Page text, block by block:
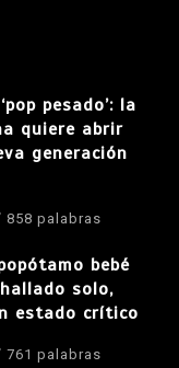
pesado’: la
quiere abrir
generación
858 palabras
bebé
solo,
estado crítico
761 palabras